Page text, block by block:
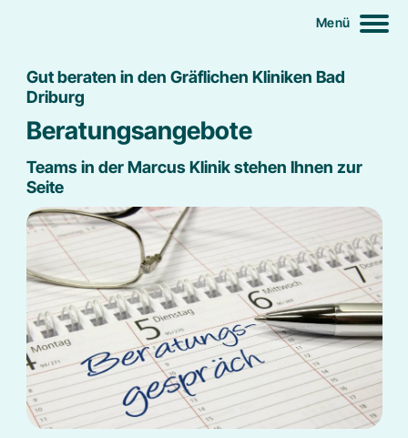
Menü
Fachbereiche
Neurologie
Orthopädie und Unfallchirurgie
Für Patienten
Unterbringung
Wahlleistungen
Begleitpersonen
Verpflegung und Ernährung
Beratungsangebote
Jobs
Presse
Kontakte
Gut beraten in den Gräflichen Kliniken Bad
Driburg
Beratungsangebote
Teams in der Marcus Klinik stehen Ihnen zur
Seite